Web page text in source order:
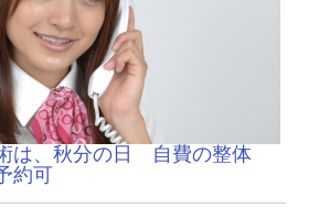
は、秋分の日 自費の整体
約可